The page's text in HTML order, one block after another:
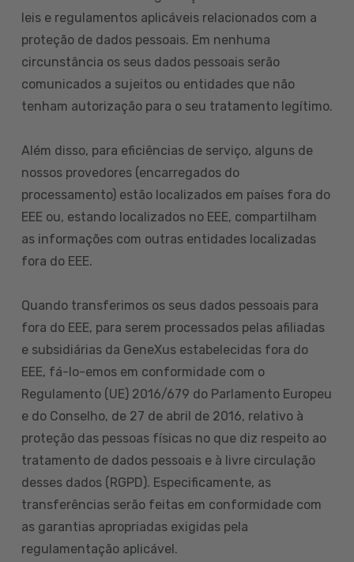
leis e regulamentos aplicáveis relacionados com a
proteção de dados pessoais. Em nenhuma
circunstância os seus dados pessoais serão
comunicados a sujeitos ou entidades que não
tenham autorização para o seu tratamento legítimo.
Além disso, para eficiências de serviço, alguns de
nossos provedores (encarregados do
processamento) estão localizados em países fora do
EEE ou, estando localizados no EEE, compartilham
as informações com outras entidades localizadas
fora do EEE.
Quando transferimos os seus dados pessoais para
fora do EEE, para serem processados pelas afiliadas
e subsidiárias da GeneXus estabelecidas fora do
EEE, fá-lo-emos em conformidade com o
Regulamento (UE) 2016/679 do Parlamento Europeu
e do Conselho, de 27 de abril de 2016, relativo à
proteção das pessoas físicas no que diz respeito ao
tratamento de dados pessoais e à livre circulação
desses dados (RGPD). Especificamente, as
transferências serão feitas em conformidade com
as garantias apropriadas exigidas pela
regulamentação aplicável.